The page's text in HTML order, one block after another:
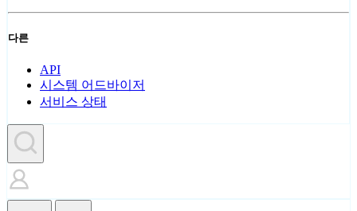
다른
API
시스템 어드바이저
서비스 상태